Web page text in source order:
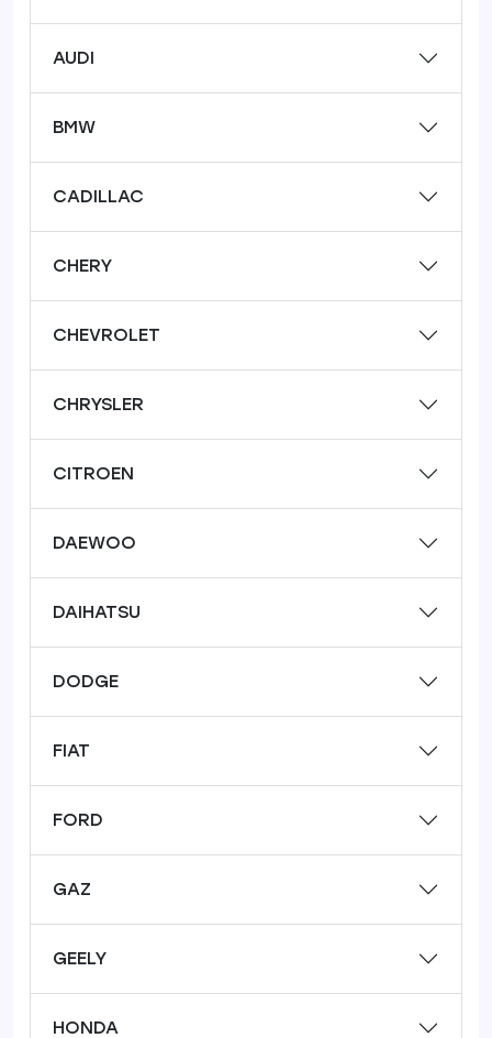
AUDI
BMW
CADILLAC
CHERY
CHEVROLET
CHRYSLER
CITROEN
DAEWOO
DAIHATSU
DODGE
FIAT
FORD
GAZ
GEELY
HONDA